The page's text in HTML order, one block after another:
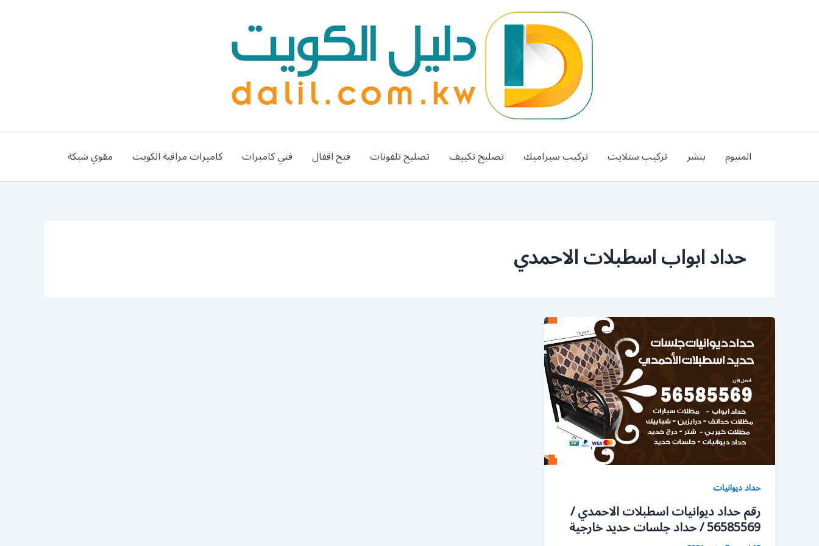
المنيوم بنشر تركيب ستلايت تركيب سيراميك تصليح تكييف تصليح تلفونات فتح اقفال فني كاميرات كاميرات مراقبة الكويت مقوي شبكة
حداد ابواب اسطبلات الاحمدي
حداد ديوانيات
رقم حداد ديوانيات اسطبلات الاحمدي /
56585569 / حداد جلسات حديد خارجية